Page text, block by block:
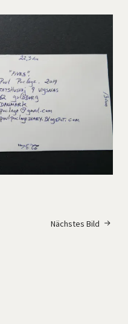
Nächstes Bild